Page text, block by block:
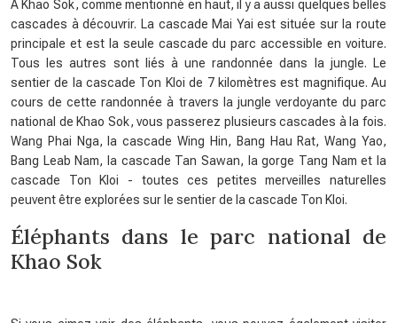
A Khao Sok, comme mentionné en haut, il y a aussi quelques belles
cascades à découvrir. La cascade Mai Yai est située sur la route
principale et est la seule cascade du parc accessible en voiture.
Tous les autres sont liés à une randonnée dans la jungle. Le
sentier de la cascade Ton Kloi de 7 kilomètres est magnifique. Au
cours de cette randonnée à travers la jungle verdoyante du parc
national de Khao Sok, vous passerez plusieurs cascades à la fois.
Wang Phai Nga, la cascade Wing Hin, Bang Hau Rat, Wang Yao,
Bang Leab Nam, la cascade Tan Sawan, la gorge Tang Nam et la
cascade Ton Kloi - toutes ces petites merveilles naturelles
peuvent être explorées sur le sentier de la cascade Ton Kloi.
Éléphants dans le parc national de
Khao Sok